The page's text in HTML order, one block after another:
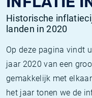
Historische
landen in 2020
Op deze pagina vindt
jaar 2020 van een
gemakkelijk met
het jaar tonen we de